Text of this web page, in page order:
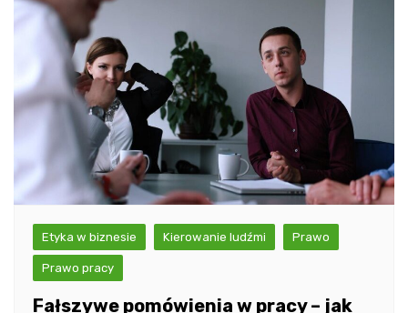
Etyka w biznesie Kierowanie ludźmi Prawo
Prawo pracy
Fałszywe pomówienia w pracy – jak